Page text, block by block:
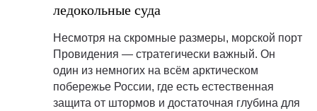
ледокольные суда
Несмотря на скромные размеры, морской порт
Провидения — стратегически важный. Он
один из немногих на всём арктическом
побережье России, где есть естественная
защита от штормов и достаточная глубина для